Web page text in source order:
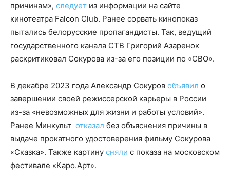
причинам», следует из информации на сайте
кинотеатра Falcon Club. Ранее сорвать кинопоказ
пытались белорусские пропагандисты. Так, ведущий
государственного канала СТВ Григорий Азаренок
раскритиковал Сокурова из-за его позиции по «СВО».
В декабре 2023 года Александр Сокуров объявил о
завершении своей режиссерской карьеры в России
из-за «невозможных для жизни и работы условий».
Ранее Минкульт отказал без объяснения причины в
выдаче прокатного удостоверения фильму Сокурова
«Сказка». Также картину сняли с показа на московском
фестивале «Каро.Арт».